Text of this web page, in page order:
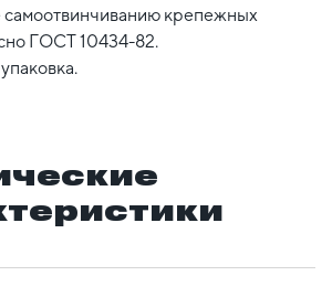
крепежных
ГОСТ 10434-82.